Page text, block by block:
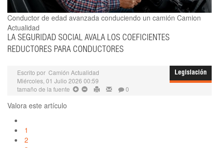
Conductor de edad avanzada conduciendo un camión Camion
Actualidad
LA SEGURIDAD SOCIAL AVALA LOS COEFICIENTES
REDUCTORES PARA CONDUCTORES
Legislación
Escrito por Camión Actualidad
Miércoles, 01 Julio 2026 00:59
tamaño de la fuente
0
Valora este artículo
1
2